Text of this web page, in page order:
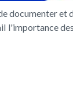
documenter
l'importance